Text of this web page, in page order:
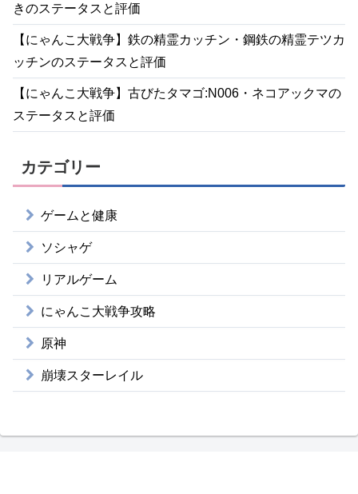
きのステータスと評価
【にゃんこ大戦争】鉄の精霊カッチン・鋼鉄の精霊テツカ
ッチンのステータスと評価
【にゃんこ大戦争】古びたタマゴ:N006・ネコアックマの
ステータスと評価
カテゴリー
ゲームと健康
ソシャゲ
リアルゲーム
にゃんこ大戦争攻略
原神
崩壊スターレイル